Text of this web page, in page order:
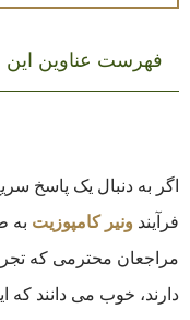
فهرست عناوین این
اگر به دنبال یک پاسخ
فرآیند ونیر کامپوزیت به
مراجعان محترمی که
دارند، خوب می دانند که